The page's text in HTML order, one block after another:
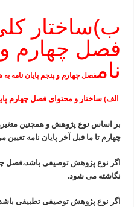
ب)ساختار
فصل چهارم و
نامفصل چهارم و پنجم پایان نامه
الف) ساختار و محتوای فصل چهارم
بر اساس نوع پژوهش و همچنین
چهارم تا ما فبل آخر پایان نامه
اگر نوع پژوهش توصیفی باشد،فصل
نگاشته می شود.
اگر نوع پژوهش توصیفی تطبیقی